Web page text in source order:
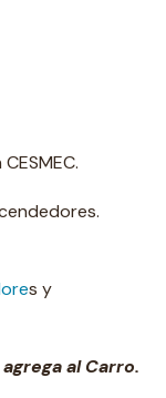
s y
al Carro.